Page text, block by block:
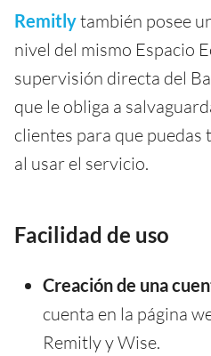
Remitlytambién posee
nivel del mismo Espacio
supervisión directa del
que le obliga a
clientes para que
al usar el servicio.
Facilidad de uso
Creación de una
cuenta en la página
Remitly y Wise.